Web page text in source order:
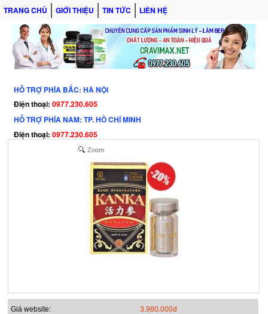
TRANG CHỦ GIỚI THIỆU TIN TỨC LIÊN HỆ
HỖ TRỢ PHÍA BẮC: HÀ NỘI
Điện thoại: 0977.230.605
HỖ TRỢ PHÍA NAM: TP. HỒ CHÍ MINH
Điện thoại: 0977.230.605
Zoom
Giá website:
3.980.000đ